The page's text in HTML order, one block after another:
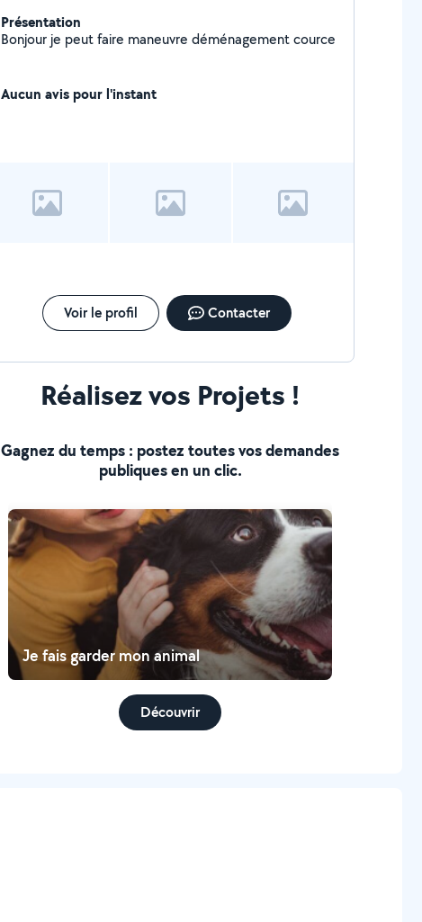
Présentation
Bonjour je peut faire maneuvre déménagement cource
Aucun avis pour l'instant
Voir le profil Contacter
Réalisez vos Projets !
Gagnez du temps : postez toutes vos demandes
publiques en un clic.
Je fais garder mon animal
Découvrir